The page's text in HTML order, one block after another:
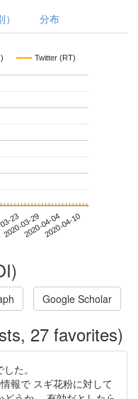
分布
Twitter (RT)
23
2020-03-292020-04-042020-04-10
Google Scholar
27 favorites)
た。
報で スギ花粉に対して